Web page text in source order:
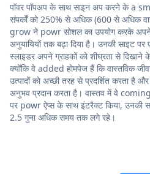
पॉवर पॉपअप के साथ साइन अप करने के a
संपर्कों को 250% से अधिक (600 से अधिक
grow ने powr सोशल का उपयोग करके अपने
अनुयायियों तक बढ़ा दिया है। उनकी साइट
स्लाइडर अपने ग्राहकों को शीघ्रता से
क्योंकि वे added होमपेज हैं कि वास्तविक
उत्पादों को अच्छी तरह से प्रदर्शित करता है
अनुभव प्रदान करता है। वास्तव में वे coming
पर powr ऐप्स के साथ इंटरैक्ट किया, उनकी
2.5 गुना अधिक समय तक लगे रहे।